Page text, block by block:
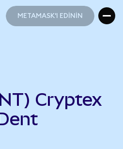
METAMASK'I EDİNİN
Cryptex